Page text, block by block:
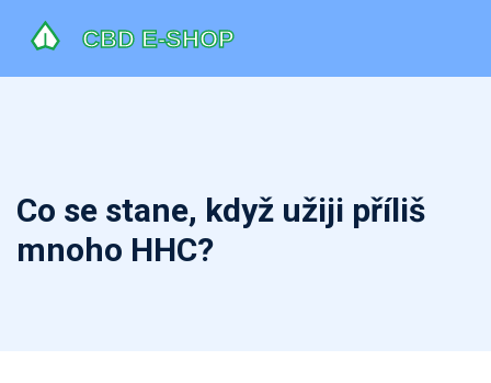
Co se stane, když užiji příliš
mnoho HHC?